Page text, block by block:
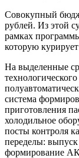
Совокупный
рублей. Из этой
рамках
которую
На выделенные
система
приготовления
холодильное
посты контроля
переделы:
формирование